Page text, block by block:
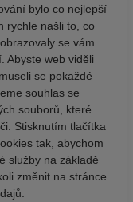
bylo co nejlepší
rychle našli to, co
se vám
Abyste web viděli
se pokaždé
souhlas se
souborů, které
Stisknutím tlačítka
tak, abychom
služby na základě
změnit na stránce